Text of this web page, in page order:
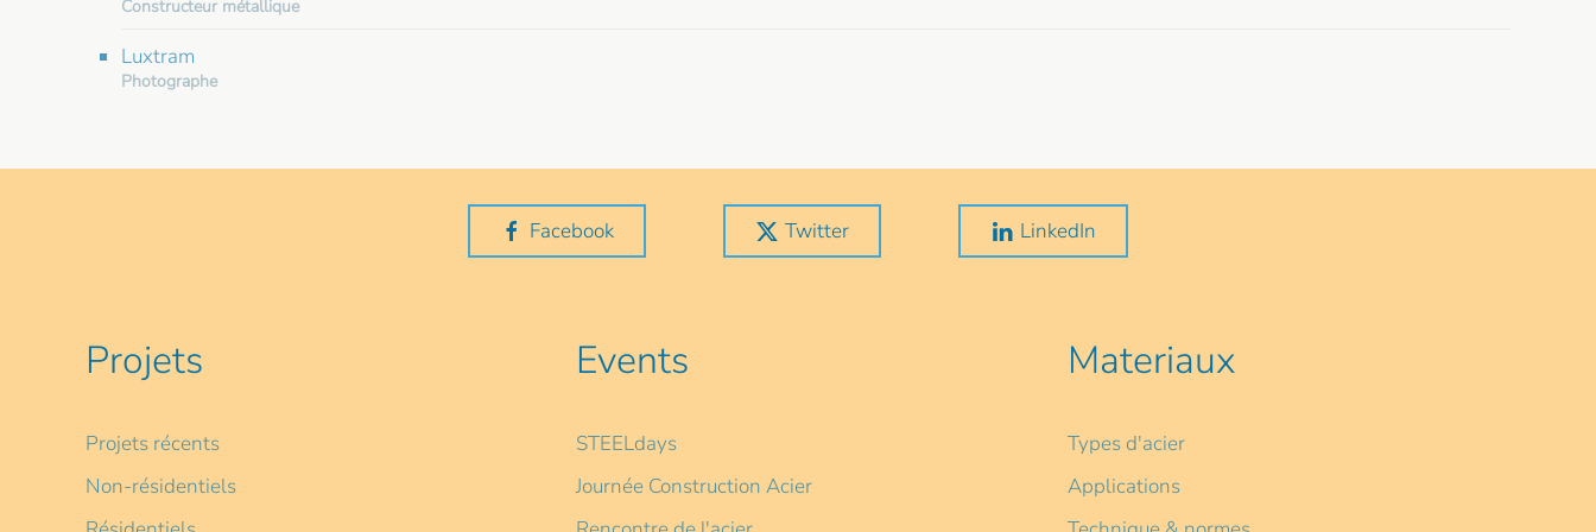
Constructeur métallique
Luxtram
Photographe
Facebook Twitter LinkedIn
Projets
Projets récents
Non-résidentiels
Events
STEELdays
Journée Construction Acier
Materiaux
Types d'acier
Applications